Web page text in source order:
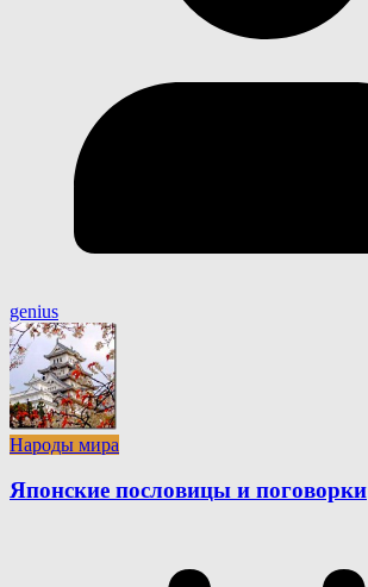
genius
Народы мира
Японские пословицы и поговорки